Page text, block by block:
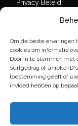
Om de beste ervaringen
cookies om informatie
Door in te stemmen
surfgedrag of unieke
toestemming geeft of
invloed hebben op
Privacy Beleid
Social media